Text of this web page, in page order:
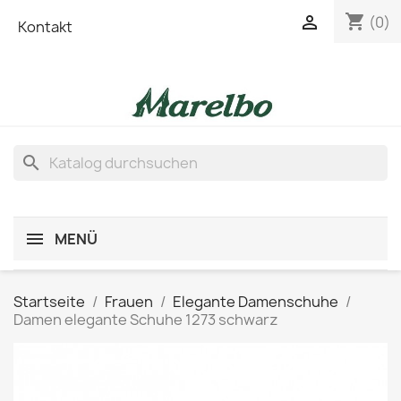
Kontakt shopping_cart (0)

search
MENÜ
Startseite Frauen
Elegante Damenschuhe
Damen elegante Schuhe 1273 schwarz